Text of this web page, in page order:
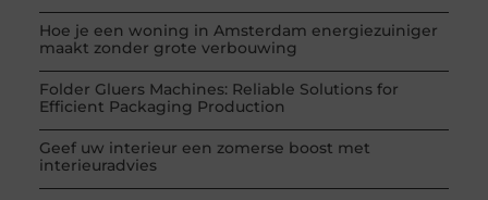
Hoe je een woning in Amsterdam energiezuiniger
maakt zonder grote verbouwing
Folder Gluers Machines: Reliable Solutions for
Efficient Packaging Production
Geef uw interieur een zomerse boost met
interieuradvies